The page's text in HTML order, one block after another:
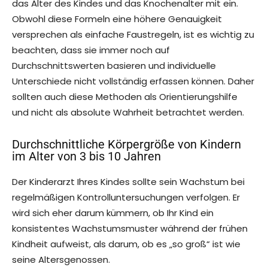
das Alter des Kindes und das Knochenalter mit ein.
Obwohl diese Formeln eine höhere Genauigkeit
versprechen als einfache Faustregeln, ist es wichtig zu
beachten, dass sie immer noch auf
Durchschnittswerten basieren und individuelle
Unterschiede nicht vollständig erfassen können. Daher
sollten auch diese Methoden als Orientierungshilfe
und nicht als absolute Wahrheit betrachtet werden.
Durchschnittliche Körpergröße von Kindern
im Alter von 3 bis 10 Jahren
Der Kinderarzt Ihres Kindes sollte sein Wachstum bei
regelmäßigen Kontrolluntersuchungen verfolgen. Er
wird sich eher darum kümmern, ob Ihr Kind ein
konsistentes Wachstumsmuster während der frühen
Kindheit aufweist, als darum, ob es „so groß“ ist wie
seine Altersgenossen.